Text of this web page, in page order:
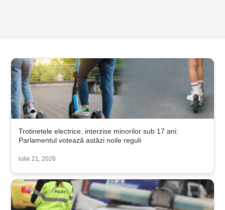
Trotinetele electrice, interzise minorilor sub 17 ani:
Parlamentul votează astăzi noile reguli
iulie 21, 2026